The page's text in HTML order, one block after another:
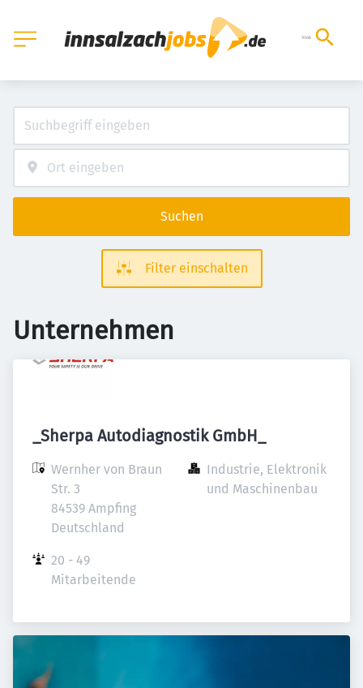
Suchen
Filter einschalten
Unternehmen
_Sherpa Autodiagnostik GmbH_
Wernher von Braun
Str. 3
84539 Ampfing
Deutschland
Industrie, Elektronik
und Maschinenbau
20 - 49
Mitarbeitende